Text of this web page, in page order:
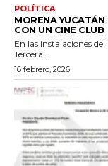
POLÍTICA
MORENA
CON UN CINE CLUB
En las instalaciones
Tercera...
16 febrero, 2026